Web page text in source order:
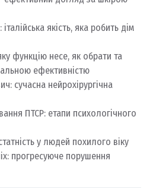
італійська якість, яка робить дім
функцію несе, як обрати та
ефективністю
сучасна нейрохірургічна
ПТСР: етапи психологічного
у людей похилого віку
прогресуюче порушення